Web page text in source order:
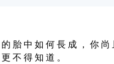
胎 中 如 何 長 成 ， 你 尚
不 得 知 道 。